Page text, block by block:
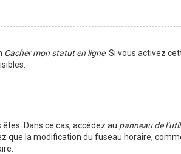
Cacher mon statut en ligne. Si vous activez
Dans ce cas, accédez au panneau de
que la modification du fuseau horaire,